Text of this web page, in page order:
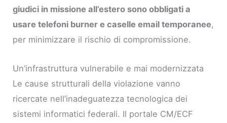
giudici in missione all’estero sono obbligati a
usare telefoni burner e caselle email temporanee,
per minimizzare il rischio di compromissione.
Un’infrastruttura vulnerabile e mai modernizzata
Le cause strutturali della violazione vanno
ricercate nell’inadeguatezza tecnologica dei
sistemi informatici federali. Il portale CM/ECF